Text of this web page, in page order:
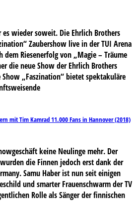
es wieder soweit. Die Ehrlich Brothers
Zaubershow live in der TUI Arena
dem Riesenerfolg von „Magie – Träume
die neue Show der Ehrlich Brothers
Show „Faszination“ bietet spektakuläre
mit Tim Kamrad 11.000 Fans in Hannover (2018)
keine Neulinge mehr. Der
die Finnen jedoch erst dank der
Samu Haber ist nun seit einigen
und smarter Frauenschwarm der TV
Rolle als Sänger der finnischen